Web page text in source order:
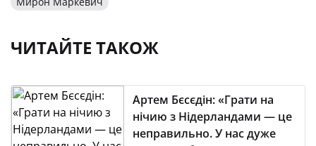
ЧИТАЙТЕ ТАКОЖ
Артем Бєсєдін: «Грати на
нічию з Нідерландами — це
неправильно. У нас дуже